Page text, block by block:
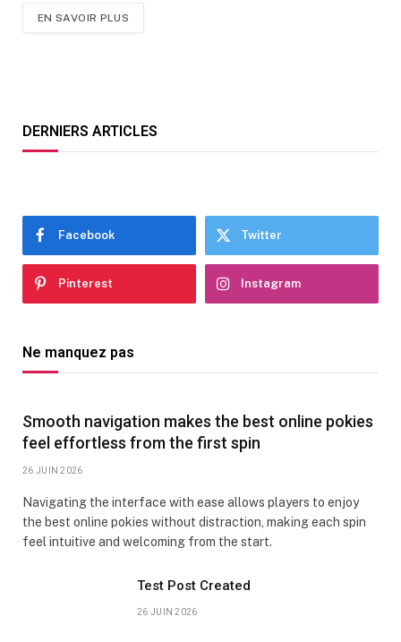
EN SAVOIR PLUS
DERNIERS ARTICLES
Facebook Twitter
Pinterest Instagram
Ne manquez pas
Smooth navigation makes the best online pokies
feel effortless from the first spin
26 JUIN 2026
Navigating the interface with ease allows players to enjoy
the best online pokies without distraction, making each spin
feel intuitive and welcoming from the start.
Test Post Created
26 JUIN 2026